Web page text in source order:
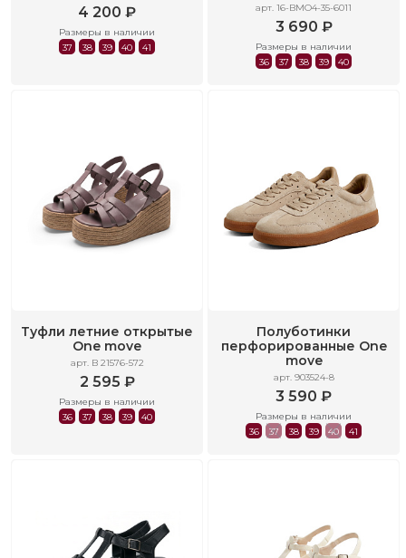
4 200 ₽
Размеры в наличии
37
38 39 40 41
арт. 16-BMO4-35-6011
3 690 ₽
Размеры в наличии
36
37 38 39 40
Туфли летние открытые
One move
арт. B 21576-572
2 595 ₽
Размеры в наличии
36
37 38 39 40
Полуботинки
перфорированные One
move
арт. 903524-8
3 590 ₽
Размеры в наличии
36
37 38 39 40 41